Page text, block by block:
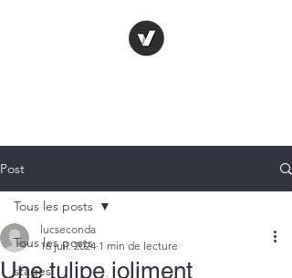
Post
Tous les posts
stages
Tous les posts
Une tulipe joliment
lucseconda
16 juil. 2024 1 min de lecture